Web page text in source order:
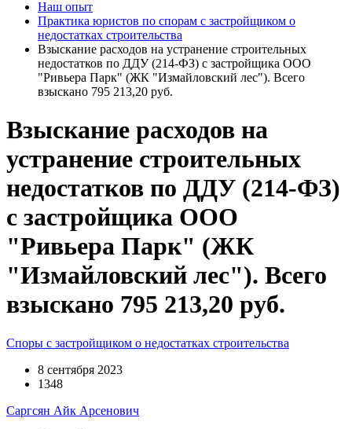
Наш опыт
Практика юристов по спорам с застройщиком о
недостатках строительства
Взыскание расходов на устранение строительных
недостатков по ДДУ (214-ФЗ) с застройщика ООО
"Ривьера Парк" (ЖК "Измайловский лес"). Всего
взыскано 795 213,20 руб.
Взыскание расходов на
устранение строительных
недостатков по ДДУ (214-ФЗ)
с застройщика ООО
"Ривьера Парк" (ЖК
"Измайловский лес"). Всего
взыскано 795 213,20 руб.
Споры с застройщиком о недостатках строительства
8 сентября 2023
1348
Саргсян Айк Арсенович